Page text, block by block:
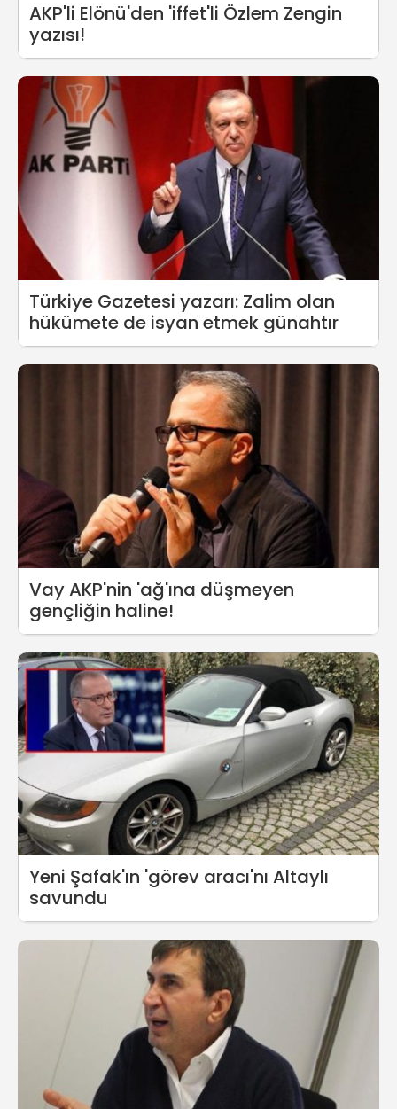
AKP'li Elönü'den 'iffet'li Özlem Zengin
yazısı!
Türkiye Gazetesi yazarı: Zalim olan
hükümete de isyan etmek günahtır
Vay AKP'nin 'ağ'ına düşmeyen
gençliğin haline!
Yeni Şafak'ın 'görev aracı'nı Altaylı
savundu